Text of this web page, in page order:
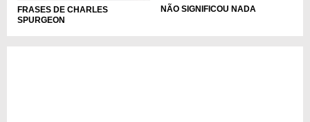
FRASES DE CHARLES
SPURGEON
NÃO SIGNIFICOU NADA